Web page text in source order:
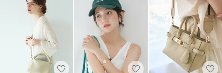
※追加生産商品は、一部の店舗、通販で販売中の場合がござ
います。
予めご了承下さい。
------------------------------------------------------------
----------